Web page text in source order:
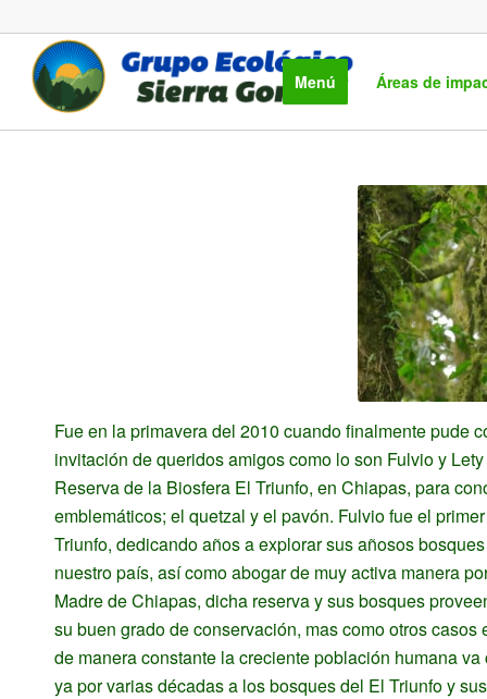
Menú Áreas de
Fue en la primavera del 2010 cuando finalmente pude
invitación de queridos amigos como lo son Fulvio y
Reserva de la Biosfera El Triunfo, en Chiapas, para
emblemáticos; el quetzal y el pavón. Fulvio fue el
Triunfo, dedicando años a explorar sus añosos
nuestro país, así como abogar de muy activa manera
Madre de Chiapas, dicha reserva y sus bosques
su buen grado de conservación, mas como otros
de manera constante la creciente población humana
ya por varias décadas a los bosques del El Triunfo y